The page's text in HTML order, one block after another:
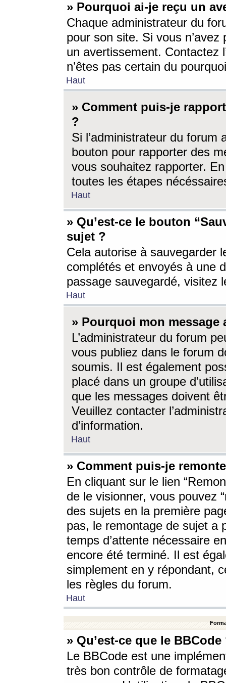
» Pourquoi ai-je reçu un
Chaque administrateur du
pour son site. Si vous
un avertissement. Contactez
n’êtes pas certain du
Haut
» Comment puis-je
?
Si l’administrateur du forum
bouton pour rapporter des
vous souhaitez rapporter.
toutes les étapes
Haut
» Qu’est-ce le bouton
sujet ?
Cela autorise à sauvegarder
complétés et envoyés à une
passage sauvegardé, visitez
Haut
» Pourquoi mon message
L’administrateur du forum
vous publiez dans le forum
soumis. Il est également
placé dans un groupe
que les messages doivent
Veuillez contacter
d’information.
Haut
» Comment puis-je
En cliquant sur le lien
de le visionner, vous pouvez
des sujets en la première
pas, le remontage de sujet a
temps d’attente nécessaire
encore été terminé. Il est
simplement en y répondant,
les règles du forum.
Haut
» Qu’est-ce que le BBCode
Le BBCode est une
très bon contrôle de